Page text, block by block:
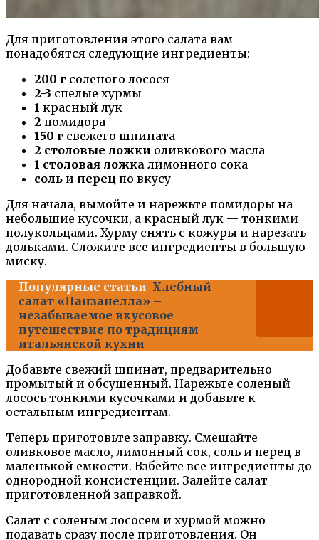
Для приготовления этого салата вам
понадобятся следующие ингредиенты:
200 г соленого лосося
2-3 спелые хурмы
1 красный лук
2 помидора
150 г свежего шпината
2 столовые ложки оливкового масла
1 столовая ложка лимонного сока
соль и перец по вкусу
Для начала, вымойте и нарежьте помидоры на
небольшие кусочки, а красный лук — тонкими
полукольцами. Хурму снять с кожуры и нарезать
дольками. Сложите все ингредиенты в большую
миску.
Популярные статьи Хлебный
салат «Панзанелла» –
незабываемое вкусовое
путешествие по традициям
итальянской кухни
Добавьте свежий шпинат, предварительно
промытый и обсушенный. Нарежьте соленый
лосось тонкими кусочками и добавьте к
остальным ингредиентам.
Теперь приготовьте заправку. Смешайте
оливковое масло, лимонный сок, соль и перец в
маленькой емкости. Взбейте все ингредиенты до
однородной консистенции. Залейте салат
приготовленной заправкой.
Салат с соленым лососем и хурмой можно
подавать сразу после приготовления. Он